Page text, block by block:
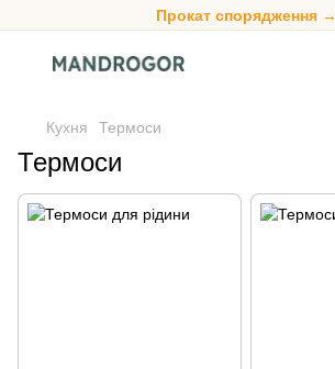
Прокат спорядження →
Кухня Термоси
Термоси